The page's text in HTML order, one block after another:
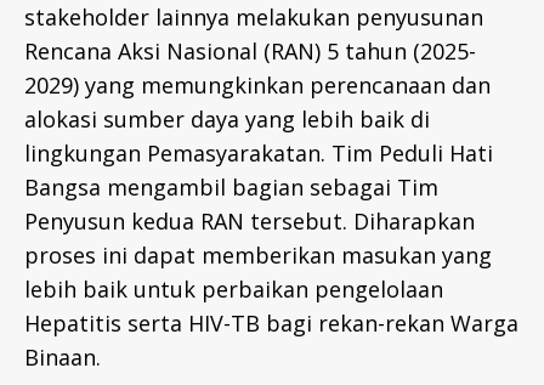
stakeholder lainnya melakukan penyusunan
Rencana Aksi Nasional (RAN) 5 tahun (2025-
2029) yang memungkinkan perencanaan dan
alokasi sumber daya yang lebih baik di
lingkungan Pemasyarakatan. Tim Peduli Hati
Bangsa mengambil bagian sebagai Tim
Penyusun kedua RAN tersebut. Diharapkan
proses ini dapat memberikan masukan yang
lebih baik untuk perbaikan pengelolaan
Hepatitis serta HIV-TB bagi rekan-rekan Warga
Binaan.